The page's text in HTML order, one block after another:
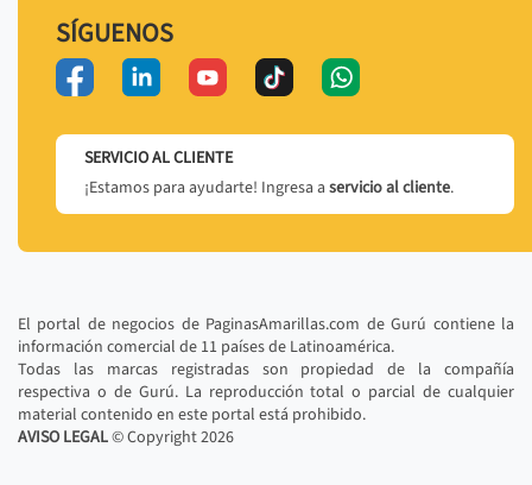
SÍGUENOS
SERVICIO AL CLIENTE
¡Estamos para ayudarte! Ingresa a servicio al cliente.
El portal de negocios de PaginasAmarillas.com de Gurú contiene la
información comercial de 11 países de Latinoamérica.
Todas las marcas registradas son propiedad de la compañía
respectiva o de Gurú. La reproducción total o parcial de cualquier
material contenido en este portal está prohibido.
AVISO LEGAL© Copyright2026